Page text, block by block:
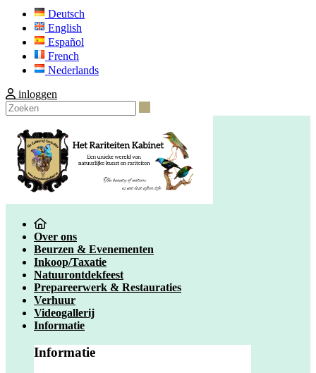
Deutsch
English
Español
French
Nederlands
inloggen
Over ons
Beurzen & Evenementen
Inkoop/Taxatie
Natuurontdekfeest
Prepareerwerk & Restauraties
Verhuur
Videogallerij
Informatie
Informatie